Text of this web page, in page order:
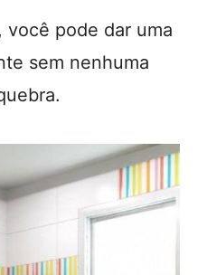
você pode dar uma
sem nenhuma